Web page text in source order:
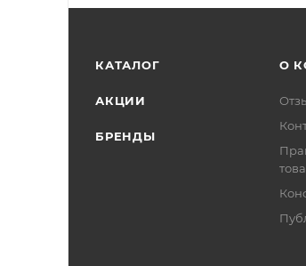
КАТАЛОГ
АКЦИИ
БРЕНДЫ
О